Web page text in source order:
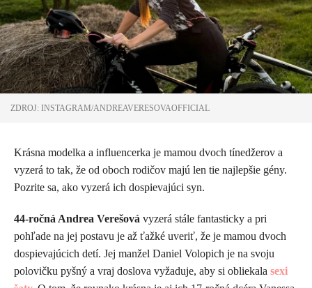
ZDROJ: INSTAGRAM/ANDREAVERESOVAOFFICIAL
Krásna modelka a influencerka je mamou dvoch tínedžerov a
vyzerá to tak, že od oboch rodičov majú len tie najlepšie gény.
Pozrite sa, ako vyzerá ich dospievajúci syn.
44-ročná Andrea Verešová vyzerá stále fantasticky a pri
pohľade na jej postavu je až ťažké uveriť, že je mamou dvoch
dospievajúcich detí. Jej manžel Daniel Volopich je na svoju
polovičku pyšný a vraj doslova vyžaduje, aby si obliekala sexi